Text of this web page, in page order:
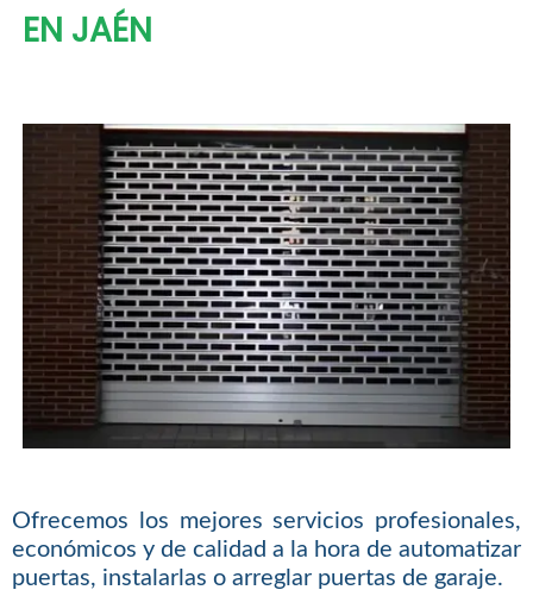
EN JAÉN
Ofrecemos los mejores servicios profesionales,
económicos y de calidad a la hora de automatizar
puertas, instalarlas o arreglar puertas de garaje.